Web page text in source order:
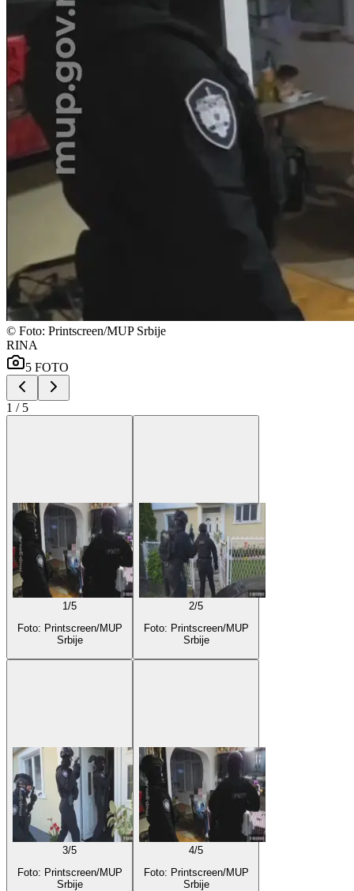
© Foto: Printscreen/MUP Srbije
RINA
5 FOTO
1 / 5
1 /5
Foto: Printscreen/MUP
Srbije
2/5
Foto: Printscreen/MUP
Srbije
3/5
Foto: Printscreen/MUP
Srbije
4/5
Foto: Printscreen/MUP
Srbije